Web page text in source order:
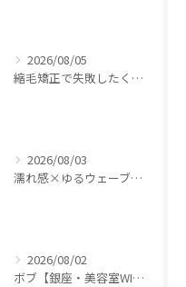
2026/08/05
縮毛矯正で失敗したくない方へ【銀座・美容室WISTERIA】
2026/08/03
濡れ感×ゆるウェーブミディアム【銀座・美容室WISTERIA】
2026/08/02
ボブ【銀座・美容室WISTERIA】